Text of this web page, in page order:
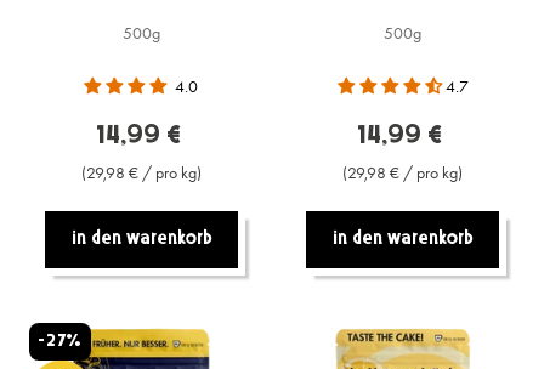
500g
4.0
14,99 €
(29,98 € / pro kg)
In den warenkorb
500g
4.7
14,99 €
(29,98 € / pro kg)
In den warenkorb
-27%